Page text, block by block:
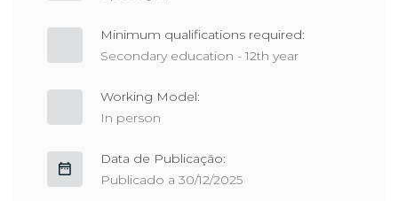
Minimum qualifications required:
Secondary education - 12th year
Working Model:
In person
Data de Publicação:
Publicado a 30/12/2025